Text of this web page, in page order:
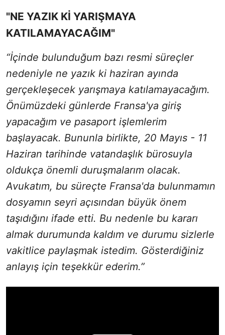
"NE YAZIK Kİ YARIŞMAYA
KATILAMAYACAĞIM"
“İçinde bulunduğum bazı resmi süreçler
nedeniyle ne yazık ki haziran ayında
gerçekleşecek yarışmaya katılamayacağım.
Önümüzdeki günlerde Fransa'ya giriş
yapacağım ve pasaport işlemlerim
başlayacak. Bununla birlikte, 20 Mayıs - 11
Haziran tarihinde vatandaşlık bürosuyla
oldukça önemli duruşmalarım olacak.
Avukatım, bu süreçte Fransa'da bulunmamın
dosyamın seyri açısından büyük önem
taşıdığını ifade etti. Bu nedenle bu kararı
almak durumunda kaldım ve durumu sizlerle
vakitlice paylaşmak istedim. Gösterdiğiniz
anlayış için teşekkür ederim.”